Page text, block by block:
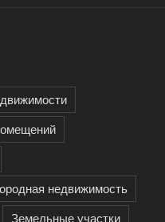
недвижимость
Земельные участки